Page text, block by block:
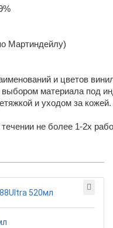
Мартиндейлу)
и цветов
материала под
и уходом за кожей.
не более 1-2х